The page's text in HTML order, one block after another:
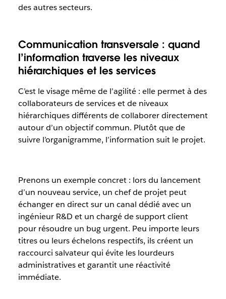
des autres secteurs.
Communication transversale : quand
l’information traverse les niveaux
hiérarchiques et les services
C’est le visage même de l’agilité : elle permet à des
collaborateurs de services et de niveaux
hiérarchiques différents de collaborer directement
autour d’un objectif commun. Plutôt que de
suivre l’organigramme, l’information suit le projet.
Prenons un exemple concret : lors du lancement
d’un nouveau service, un chef de projet peut
échanger en direct sur un canal dédié avec un
ingénieur R&D et un chargé de support client
pour résoudre un bug urgent. Peu importe leurs
titres ou leurs échelons respectifs, ils créent un
raccourci salvateur qui évite les lourdeurs
administratives et garantit une réactivité
immédiate.